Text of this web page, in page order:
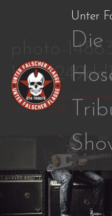
Unter
Die
photo-
Schreibe einen
April 28, 2023